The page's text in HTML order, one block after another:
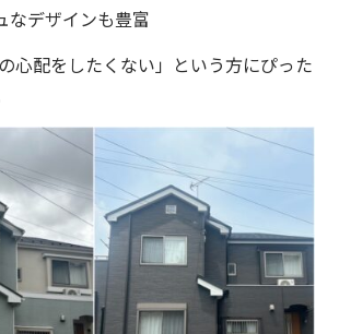
なデザインも豊富
心配をしたくない」という方にぴった